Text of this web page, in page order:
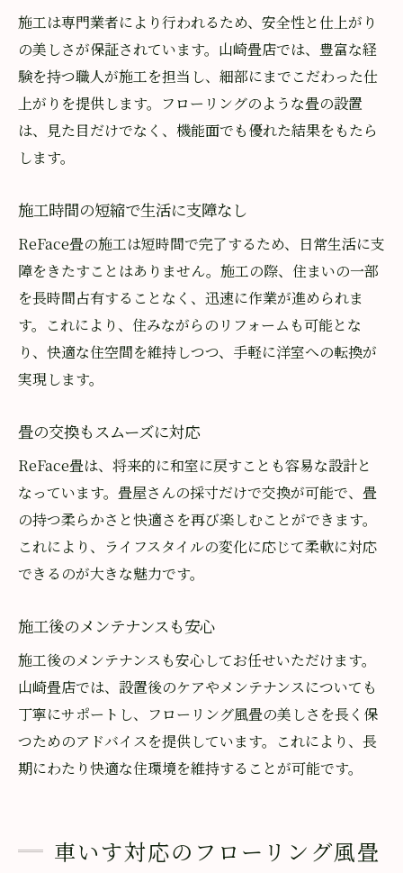
施工は専門業者により行われるため、安全性と仕上がり
の美しさが保証されています。山崎畳店では、豊富な経
験を持つ職人が施工を担当し、細部にまでこだわった仕
上がりを提供します。フローリングのような畳の設置
は、見た目だけでなく、機能面でも優れた結果をもたら
します。
施工時間の短縮で生活に支障なし
ReFace畳の施工は短時間で完了するため、日常生活に支
障をきたすことはありません。施工の際、住まいの一部
を長時間占有することなく、迅速に作業が進められま
す。これにより、住みながらのリフォームも可能とな
り、快適な住空間を維持しつつ、手軽に洋室への転換が
実現します。
畳の交換もスムーズに対応
ReFace畳は、将来的に和室に戻すことも容易な設計と
なっています。畳屋さんの採寸だけで交換が可能で、畳
の持つ柔らかさと快適さを再び楽しむことができます。
これにより、ライフスタイルの変化に応じて柔軟に対応
できるのが大きな魅力です。
施工後のメンテナンスも安心
施工後のメンテナンスも安心してお任せいただけます。
山崎畳店では、設置後のケアやメンテナンスについても
丁寧にサポートし、フローリング風畳の美しさを長く保
つためのアドバイスを提供しています。これにより、長
期にわたり快適な住環境を維持することが可能です。
車いす対応のフローリング風畳